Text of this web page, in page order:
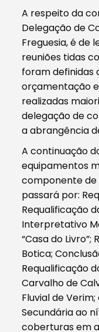
A respeito da
Delegação de
Freguesia, é de
reuniões tidas
foram definidas
orçamentação
realizadas
delegação de
a abrangência
A continuação
equipamentos
componente de
passará por:
Requalificação
Interpretativo
“Casa do
Botica;
Requalificação
Carvalho de
Fluvial de
Secundária ao
coberturas em